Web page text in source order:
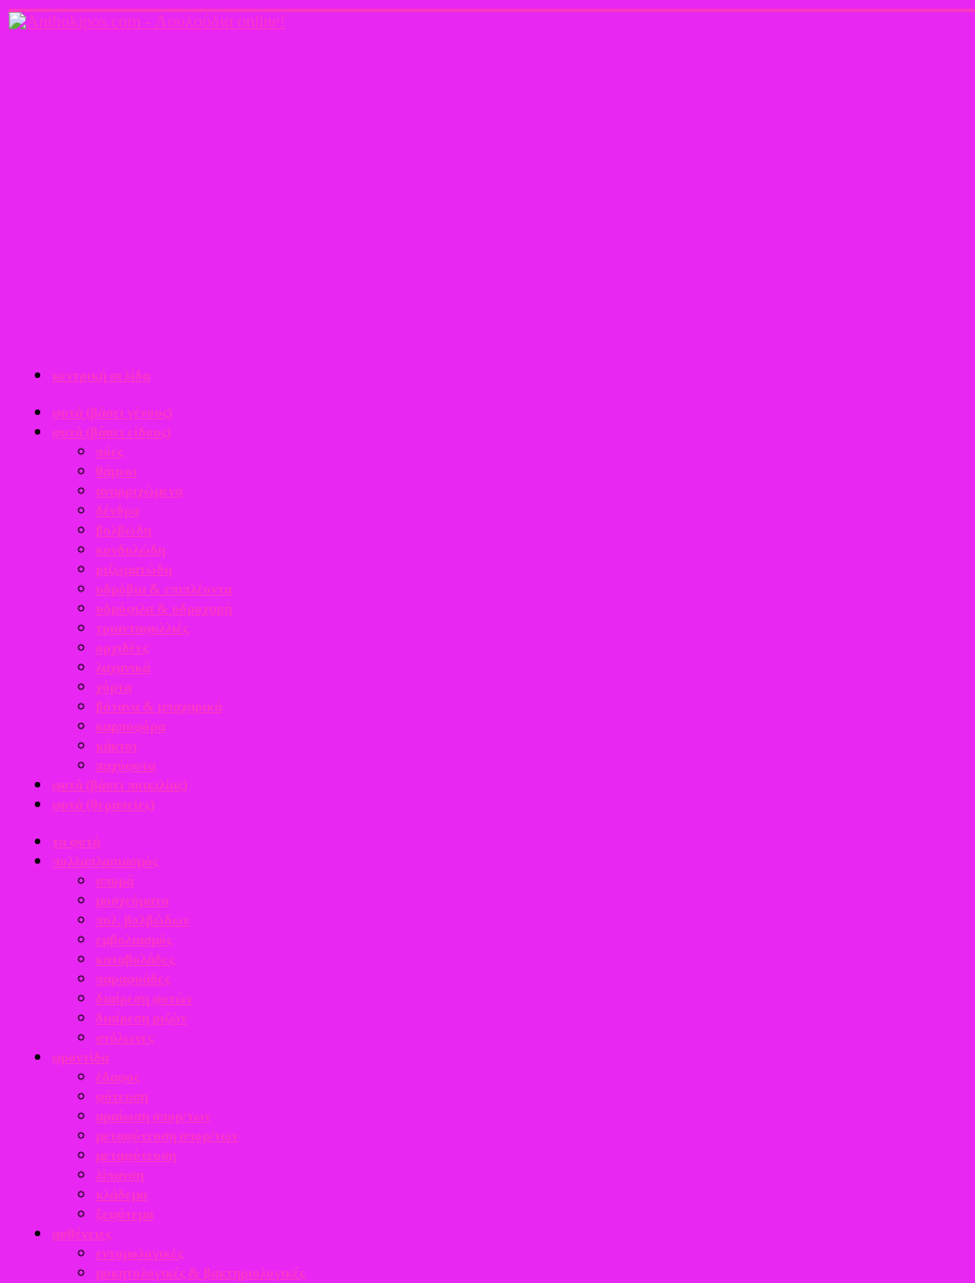
κεντρική σελίδα
φυτά (βάσει γένους)
φυτά (βάσει είδους)
πόες
θάμνοι
αναρριχώμενα
δένδρα
βολβώδη
κονδυλώδη
ριζωματώδη
υδρόβια & επιπλέοντα
υδρόφιλα & υδροχαρή
τριανταφυλλιές
ορχιδέες
λαχανικά
χόρτα
βότανα & μπαχαρικά
καρποφόρα
κάκτοι
παχύφυτα
φυτά (βάσει ποικιλίας)
φυτά (θεραπείες)
τα φυτά
πολλαπλασιασμός
σπορά
μοσχεύματα
πολ. βολβώδων
εμβολιασμός
καταβολάδες
παραφυάδες
διαίρεση φυτών
διαίρεση ριζών
στόλωνες
φροντίδα
έδαφος
φύτευση
αραίωση σπορ/των
μεταφύτευση σπορ/των
μεταφύτευση
λίπανση
κλάδεμα
ξεφύτεμα
ασθένειες
εντομολογικές
μυκητολογικές & βακτηριολογικές